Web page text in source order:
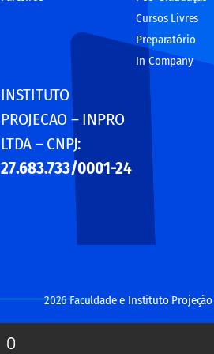
Cursos Livres
Preparatório
In Company
INSTITUTO
PROJECAO – INPRO
LTDA – CNPJ:
27.683.733/0001-24
2026 Faculdade e Instituto